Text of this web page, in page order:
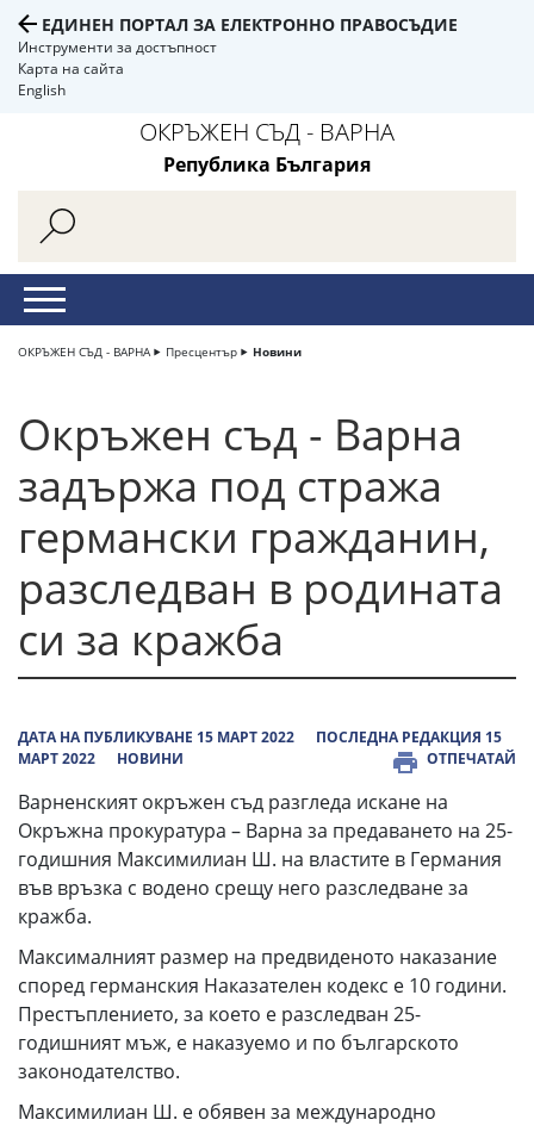
ЕДИНЕН ПОРТАЛ ЗА ЕЛЕКТРОННО ПРАВОСЪДИЕ
Инструменти за достъпност
Карта на сайта
English
ОКРЪЖЕН СЪД - ВАРНА
Република България
ОКРЪЖЕН СЪД - ВАРНА Пресцентър Новини
Окръжен съд - Варна
задържа под стража
германски гражданин,
разследван в родината
си за кражба
ДАТА НА ПУБЛИКУВАНЕ 15 МАРТ 2022
ПОСЛЕДНА РЕДАКЦИЯ 15
МАРТ 2022
НОВИНИ ОТПЕЧАТАЙ
Варненският окръжен съд разгледа искане на
Окръжна прокуратура – Варна за предаването на 25-
годишния Максимилиан Ш. на властите в Германия
във връзка с водено срещу него разследване за
кражба.
Максималният размер на предвиденото наказание
според германския Наказателен кодекс е 10 години.
Престъплението, за което е разследван 25-
годишният мъж, е наказуемо и по българското
законодателство.
Максимилиан Ш. е обявен за международно